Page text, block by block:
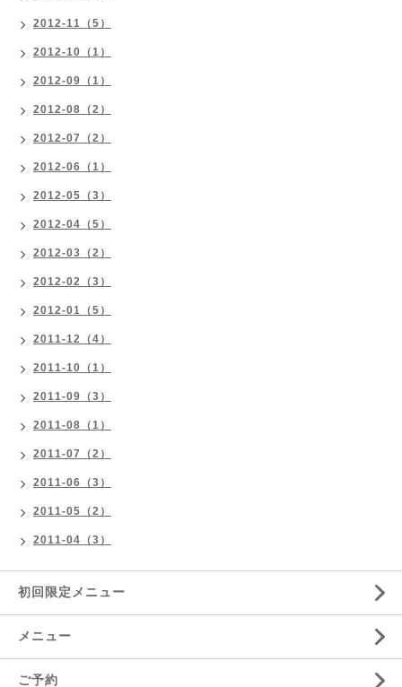
2012-11（5）
2012-10（1）
2012-09（1）
2012-08（2）
2012-07（2）
2012-06（1）
2012-05（3）
2012-04（5）
2012-03（2）
2012-02（3）
2012-01（5）
2011-12（4）
2011-10（1）
2011-09（3）
2011-08（1）
2011-07（2）
2011-06（3）
2011-05（2）
2011-04（3）
初回限定メニュー
メニュー
ご予約